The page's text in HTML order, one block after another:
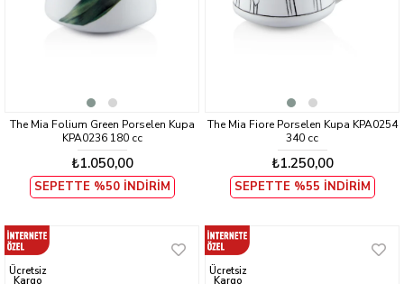
The Mia Folium Green Porselen Kupa
KPA0236 180 cc
₺1.050,00
SEPETTE %50 İNDİRİM
The Mia Fiore Porselen Kupa KPA0254
340 cc
₺1.250,00
SEPETTE %55 İNDİRİM
Ücretsiz
Kargo
Ücretsiz
Kargo